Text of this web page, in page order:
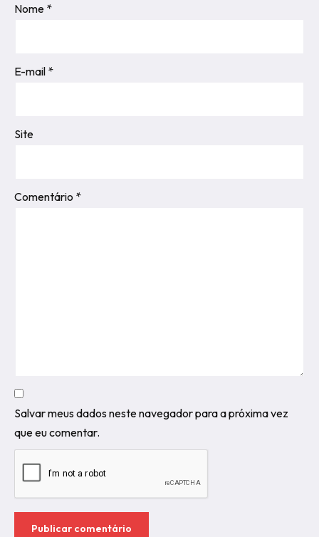
Nome *
E-mail *
Site
Comentário *
Salvar meus dados neste navegador para a próxima vez
que eu comentar.